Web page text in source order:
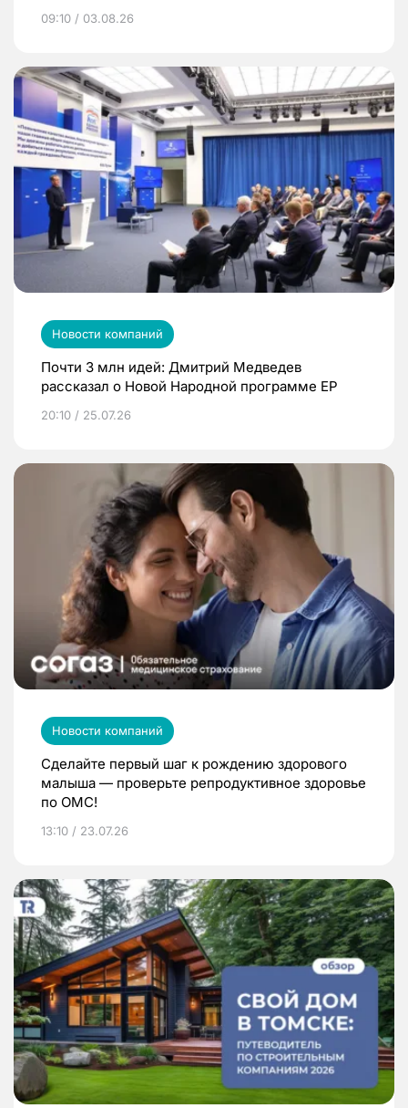
09:10 / 03.08.26
Новости компаний
Почти 3 млн идей: Дмитрий Медведев
рассказал о Новой Народной программе ЕР
20:10 / 25.07.26
Новости компаний
Сделайте первый шаг к рождению здорового
малыша — проверьте репродуктивное здоровье
по ОМС!
13:10 / 23.07.26